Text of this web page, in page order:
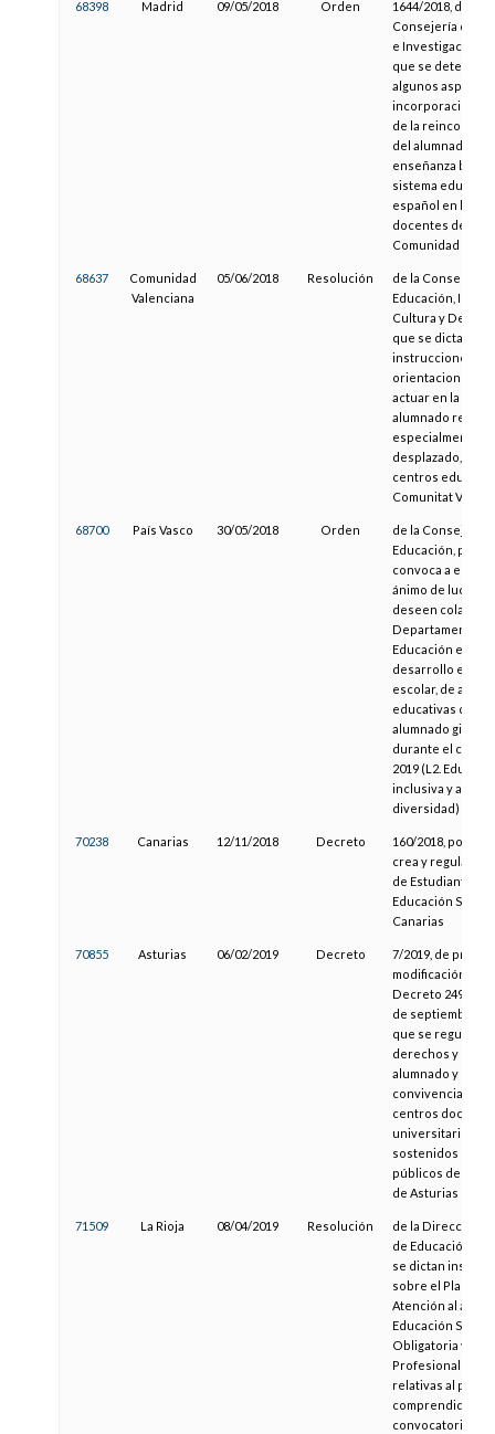
68398 Madrid 09/05/2018 Orden
1644/2018, de la
Consejería de
e Investigación,
que se
algunos
incorporación
de la
del alumnado a la
enseñanza
sistema
español en los
docentes de la
Comunidad de
68637
Comunidad
Valenciana
05/06/2018 Resolución
de la Conselleria
Educación,
Cultura y
que se dictan
instrucciones y
orientaciones
actuar en la
alumnado recién
especialmente el
desplazado, en
centros
Comunitat
68700 País Vasco 30/05/2018 Orden
de la Consejera
Educación, por la
convoca a
ánimo de lucro
deseen
Departamento de
Educación en el
desarrollo en el
escolar, de
educativas
alumnado gitano,
durante el curso
2019 (L2.
inclusiva y
diversidad)
70238 Canarias 12/11/2018 Decreto
160/2018, por el
crea y regula el
de Estudiantes
Educación
Canarias
70855 Asturias 06/02/2019 Decreto
7/2019, de
modificación del
Decreto 249/
de septiembre,
que se regulan
derechos y
alumnado y
convivencia en
centros
universitarios
sostenidos con
públicos del
de Asturias
71509 La Rioja 08/04/2019 Resolución
de la Dirección
de Educación,
se dictan
sobre el Plan de
Atención al
Educación
Obligatoria y
Profesional
relativas al
comprendido
convocatoria